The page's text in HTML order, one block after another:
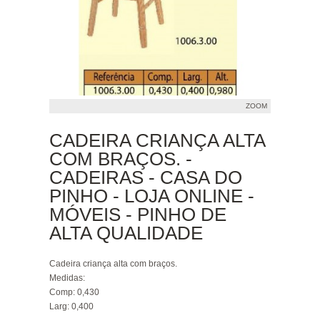
ZOOM
CADEIRA CRIANÇA ALTA
COM BRAÇOS. -
CADEIRAS - CASA DO
PINHO - LOJA ONLINE -
MÓVEIS - PINHO DE
ALTA QUALIDADE
Cadeira criança alta com braços.
Medidas:
Comp: 0,430
Larg: 0,400